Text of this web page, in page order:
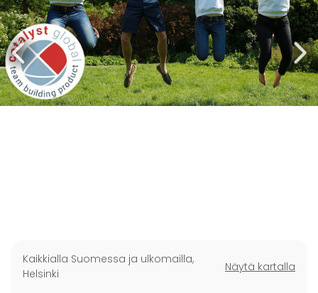
Kaikkialla Suomessa ja ulkomailla,
Helsinki
Näytä kartalla